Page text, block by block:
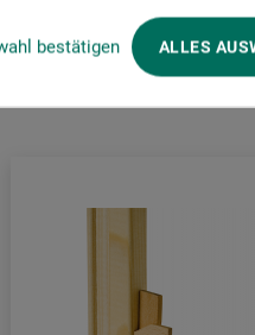
bestätigen ALLES
også